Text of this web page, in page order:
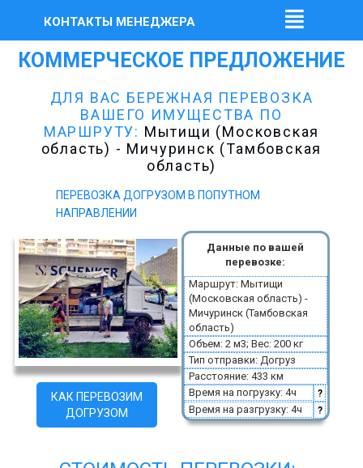
КОНТАКТЫ МЕНЕДЖЕРА
КОММЕРЧЕСКОЕ ПРЕДЛОЖЕНИЕ
ДЛЯ ВАС БЕРЕЖНАЯ ПЕРЕВОЗКА
ВАШЕГО ИМУЩЕСТВА ПО
МАРШРУТУ: Мытищи (Московская
область) - Мичуринск (Тамбовская
область)
КАК ПЕРЕВОЗИМ
ДОГРУЗОМ
Данные по вашей
перевозке:
Маршрут: Мытищи
(Московская область) -
Мичуринск (Тамбовская
область)
Объем: 2 м3; Вес: 200 кг
Тип отправки: Догруз
Расстояние: 433 км
Время на погрузку: 4ч
?
Время на разгрузку: 4ч ?
ПЕРЕВОЗКА ДОГРУЗОМ В ПОПУТНОМ
НАПРАВЛЕНИИ